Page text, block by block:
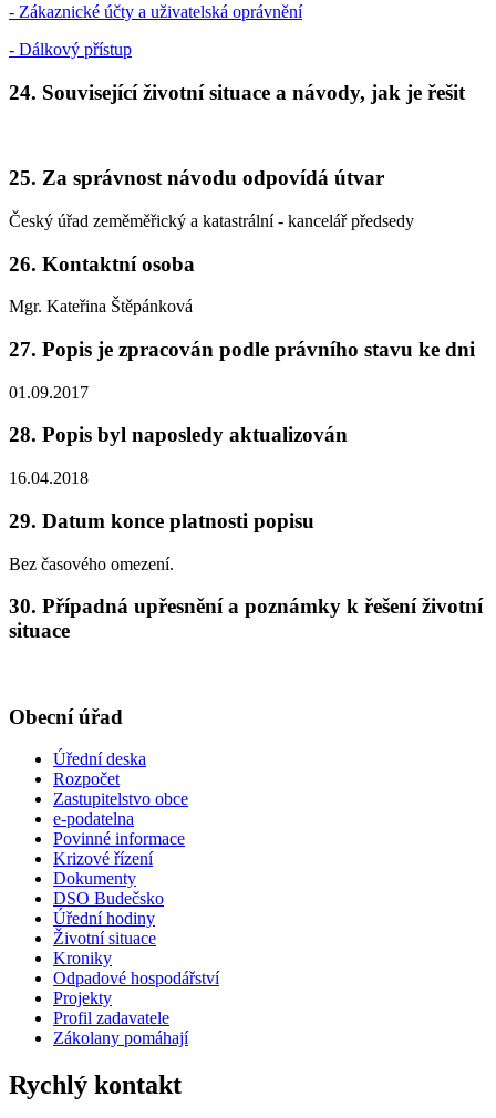
- Zákaznické účty a uživatelská oprávnění
- Dálkový přístup
24. Související životní situace a návody, jak je řešit
25. Za správnost návodu odpovídá útvar
Český úřad zeměměřický a katastrální - kancelář předsedy
26. Kontaktní osoba
Mgr. Kateřina Štěpánková
27. Popis je zpracován podle právního stavu ke dni
01.09.2017
28. Popis byl naposledy aktualizován
16.04.2018
29. Datum konce platnosti popisu
Bez časového omezení.
30. Případná upřesnění a poznámky k řešení životní
situace
Obecní úřad
Úřední deska
Rozpočet
Zastupitelstvo obce
e-podatelna
Povinné informace
Krizové řízení
Dokumenty
DSO Budečsko
Úřední hodiny
Životní situace
Kroniky
Odpadové hospodářství
Projekty
Profil zadavatele
Zákolany pomáhají
Rychlý kontakt